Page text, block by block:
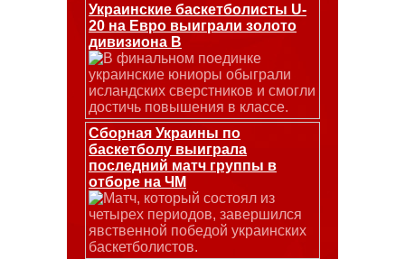
Украинские баскетболисты U-
20 на Евро выиграли золото
дивизиона В
В финальном поединке
украинские юниоры обыграли
исландских сверстников и смогли
достичь повышения в классе.
Сборная Украины по
баскетболу выиграла
последний матч группы в
отборе на ЧМ
Матч, который состоял из
четырех периодов, завершился
явственной победой украинских
баскетболистов.